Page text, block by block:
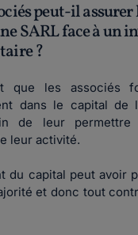
peut-il assurer
SARL face à un
?
que les associés
dans le capital de
de leur
leur activité.
du capital peut avoir
et donc tout